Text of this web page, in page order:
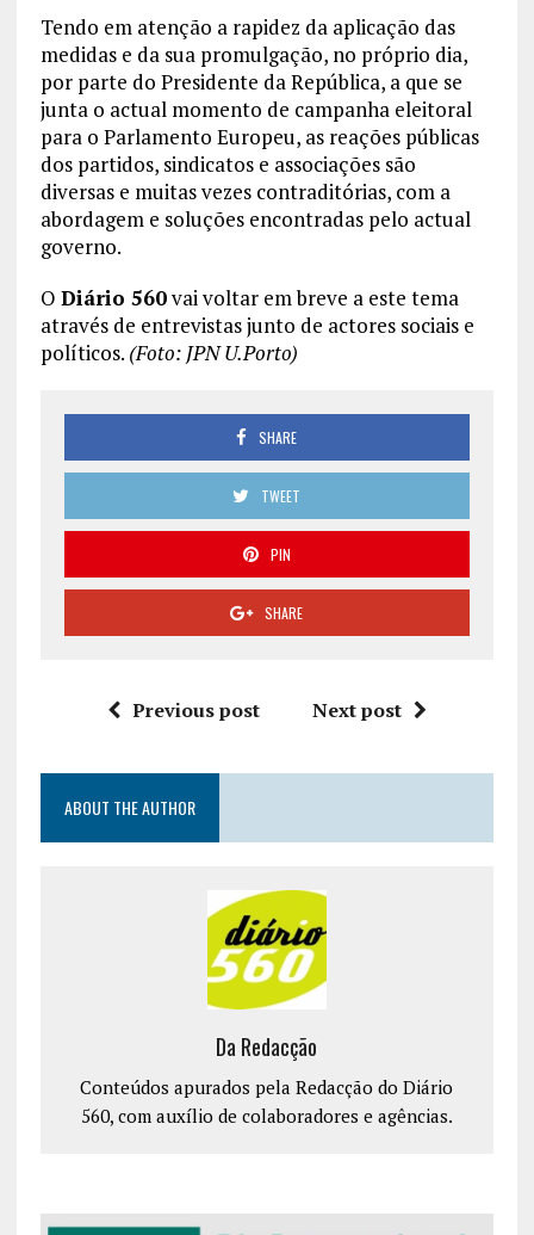
Tendo em atenção a rapidez da aplicação das
medidas e da sua promulgação, no próprio dia,
por parte do Presidente da República, a que se
junta o actual momento de campanha eleitoral
para o Parlamento Europeu, as reações públicas
dos partidos, sindicatos e associações são
diversas e muitas vezes contraditórias, com a
abordagem e soluções encontradas pelo actual
governo.
O Diário 560vai voltar em breve a este tema
através de entrevistas junto de actores sociais e
políticos. (Foto: JPN U.Porto)
SHARE
TWEET
PIN
SHARE
Previous post Next post
ABOUT THE AUTHOR
Da Redacção
Conteúdos apurados pela Redacção do Diário
560, com auxílio de colaboradores e agências.